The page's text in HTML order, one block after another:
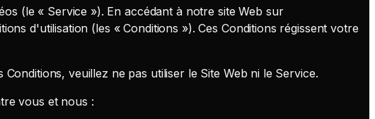
(le « Service »). En accédant à notre site Web sur
d'utilisation (les « Conditions »). Ces Conditions régissent votre
veuillez ne pas utiliser le Site Web ni le Service.
vous et nous :